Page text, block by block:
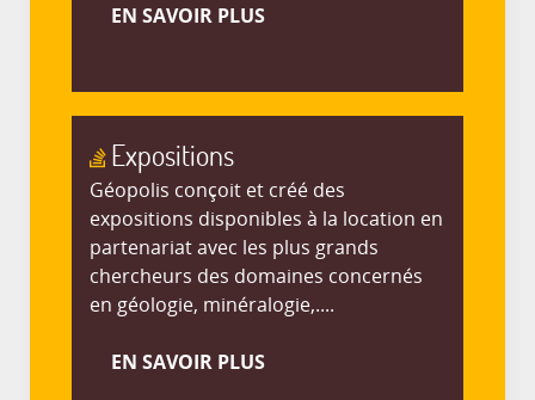
EN SAVOIR PLUS
Expositions
Géopolis conçoit et créé des
expositions disponibles à la location en
partenariat avec les plus grands
chercheurs des domaines concernés
en géologie, minéralogie,....
EN SAVOIR PLUS